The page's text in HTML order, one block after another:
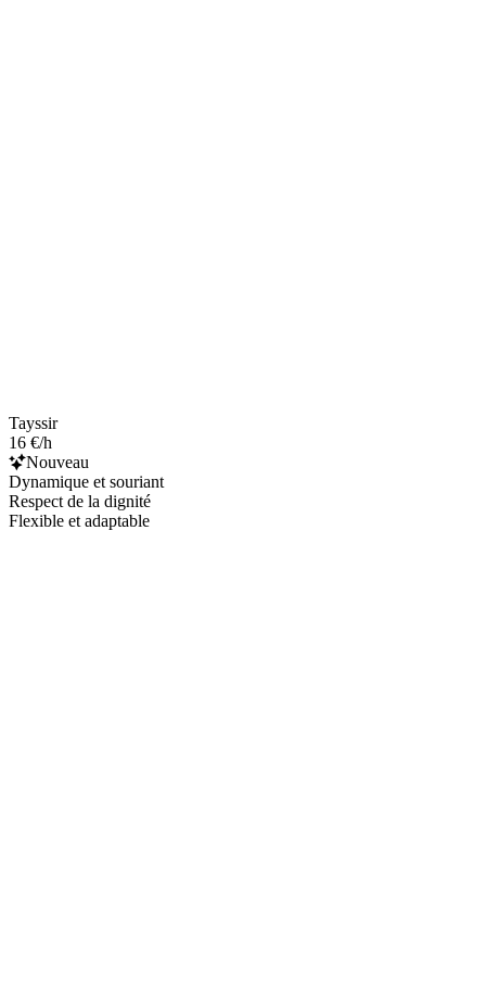
Tayssir
16 €/h
Nouveau
Dynamique et souriant
Respect de la dignité
Flexible et adaptable